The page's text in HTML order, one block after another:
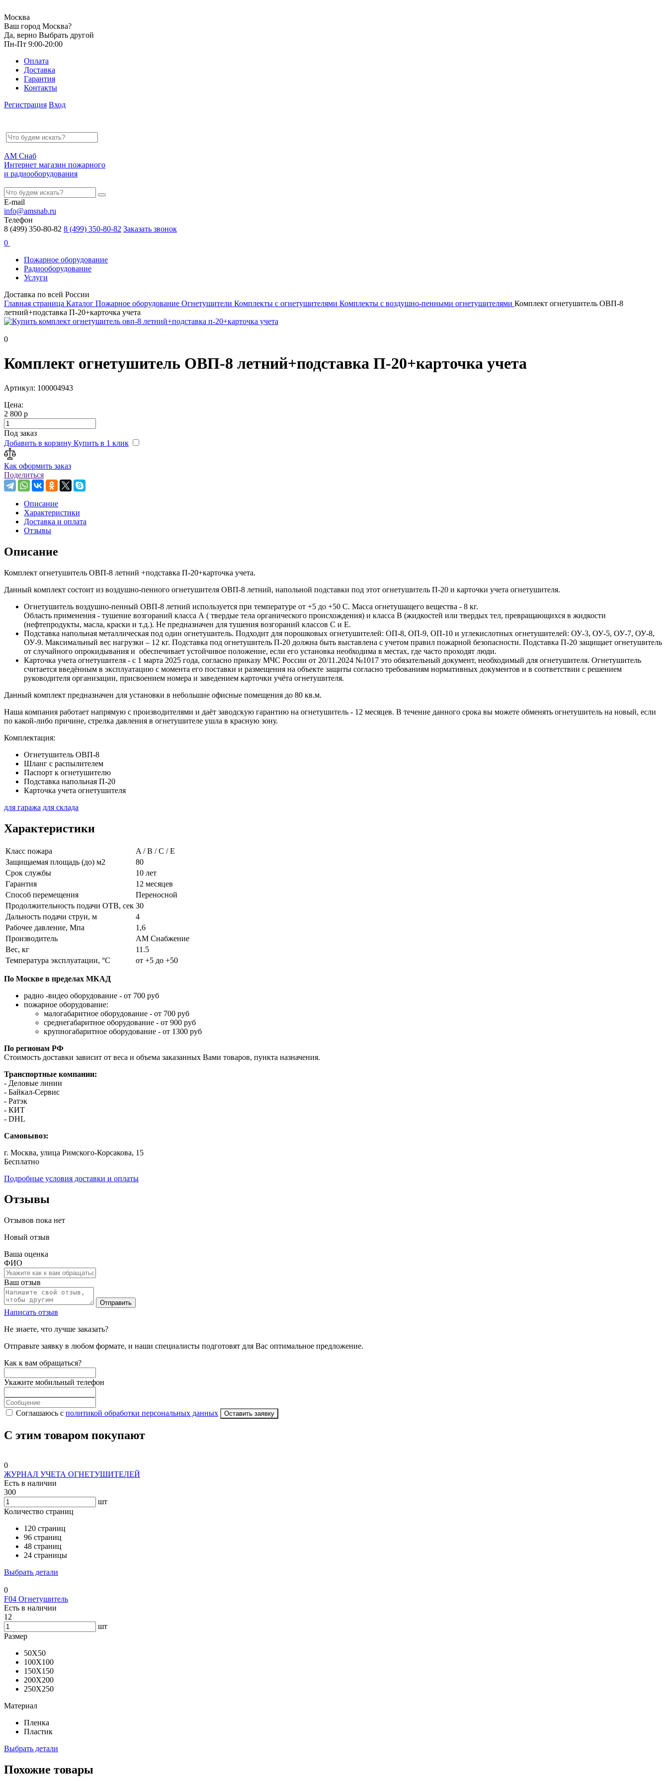
Москва
Ваш город Москва?
Да, верно Выбрать другой
Пн-Пт 9:00-20:00
Оплата
Доставка
Гарантия
Контакты
Регистрация Вход
АМ Снаб
Интернет магазин пожарного
и радиооборудования
E-mail
info@amsnab.ru
Телефон
8 (499) 350-80-82 8 (499) 350-80-82 Заказать звонок
0
Пожарное оборудование
Радиооборудование
Услуги
Доставка по всей России
Главная страница Каталог Пожарное оборудование Огнетушители Комплекты c огнетушителями Комплекты с воздушно-пенными огнетушителями Комплект огнетушитель ОВП-8
летний+подставка П-20+карточка учета
0
Комплект огнетушитель ОВП-8 летний+подставка П-20+карточка учета
Артикул: 100004943
Цена:
2 800 р
Под заказ
Добавить в корзину Купить в 1 клик
Как оформить заказ
Поделиться
Описание
Характеристики
Доставка и оплата
Отзывы
Описание
Комплект огнетушитель ОВП-8 летний +подставка П-20+карточка учета.
Данный комплект состоит из воздушно-пенного огнетушителя ОВП-8 летний, напольной подставки под этот огнетушитель П-20 и карточки учета огнетушителя.
Огнетушитель воздушно-пенный ОВП-8 летний используется при температуре от +5 до +50 С. Масса огнетушащего вещества - 8 кг.
Область применения - тушение возгораний класса А ( твердые тела органического происхождения) и класса В (жидкостей или твердых тел, превращающихся в жидкости
(нефтепродукты, масла, краски и т.д.). Не предназначен для тушения возгораний классов С и Е.
Подставка напольная металлическая под один огнетушитель. Подходит для порошковых огнетушителей: ОП-8, ОП-9, ОП-10 и углекислотных огнетушителей: ОУ-3, ОУ-5, ОУ-7, ОУ-8,
ОУ-9. Максимальный вес нагрузки – 12 кг. Подставка под огнетушитель П-20 должна быть выставлена с учетом правил пожарной безопасности. Подставка П-20 защищает огнетушитель
от случайного опрокидывания и обеспечивает устойчивое положение, если его установка необходима в местах, где часто проходят люди.
Карточка учета огнетушителя - с 1 марта 2025 года, согласно приказу МЧС России от 20/11.2024 №1017 это обязательный документ, необходимый для огнетушителя. Огнетушитель
считается введённым в эксплуатацию с момента его поставки и размещения на объекте защиты согласно требованиям нормативных документов и в соответствии с решением
руководителя организации, присвоением номера и заведением карточки учёта огнетушителя.
Данный комплект предназначен для установки в небольшие офисные помещения до 80 кв.м.
Наша компания работает напрямую с производителями и даёт заводскую гарантию на огнетушитель - 12 месяцев. В течение данного срока вы можете обменять огнетушитель на новый, если
по какой-либо причине, стрелка давления в огнетушителе ушла в красную зону.
Комплектация:
Огнетушитель ОВП-8
Шланг с распылителем
Паспорт к огнетушителю
Подставка напольная П-20
Карточка учета огнетушителя
для гаража для склада
Характеристики
Класс пожара
A / B / C / E
Защищаемая площадь (до) м2
80
Срок службы
10 лет
Гарантия
12 месяцев
Способ перемещения
Переносной
Продолжительность подачи ОТВ, сек 30
Дальность подачи струи, м
4
Рабочее давление, Мпа
1,6
Производитель
АМ Снабжение
Вес, кг
11.5
Температура эксплуатации, °C
от +5 до +50
По Москве в пределах МКАД
радио -видео оборудование - от 700 руб
пожарное оборудование:
малогабаритное оборудование - от 700 руб
среднегабаритное оборудование - от 900 руб
крупногабаритное оборудование - от 1300 руб
По регионам РФ
Стоимость доставки зависит от веса и объема заказанных Вами товаров, пункта назначения.
Транспортные компании:
- Деловые линии
- Байкал-Сервис
- Ратэк
- КИТ
- DHL
Самовывоз:
г. Москва, улица Римского-Корсакова, 15
Бесплатно
Подробные условия доставки и оплаты
Отзывы
Отзывов пока нет
Новый отзыв
Ваша оценка
ФИО
Ваш отзыв
Отправить
Написать отзыв
Не знаете, что лучше заказать?
Отправьте заявку в любом формате, и наши специалисты подготовят для Вас оптимальное предложение.
Как к вам обращаться?
Укажите мобильный телефон
Соглашаюсь с политикой обработки персональных данных Оставить заявку
С этим товаром покупают
0
ЖУРНАЛ УЧЕТА ОГНЕТУШИТЕЛЕЙ
Есть в наличии
300
шт
Количество страниц
120 страниц
96 страниц
48 страниц
24 страницы
Выбрать детали
0
F04 Огнетушитель
Есть в наличии
12
шт
Размер
50X50
100X100
150X150
200X200
250X250
Материал
Пленка
Пластик
Выбрать детали
Похожие товары